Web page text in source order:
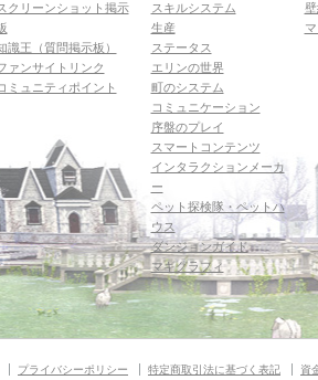
クリーンショット掲示
識王（質問掲示板）
ァンサイトリンク
ミュニティポイント
スキルシステム
生産
ステータス
エリンの世界
町のシステム
コミュニケーション
序盤のプレイ
スマートコンテンツ
インタラクションメーカ
ー
ペット探検隊・ペットハ
ウス
ダンジョンガイド
マギグラフィ
プライバシーポリシー 特定商取引法に基づく表記 資